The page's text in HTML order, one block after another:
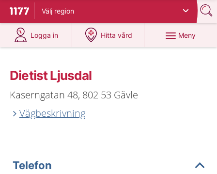
Till startsidan för 1177
Välj region
Logga in
på 1177.se
Hitta vård
på 1177.se
Meny
Dietist Ljusdal
Kaserngatan 48, 802 53 Gävle
Vägbeskrivning
Telefon